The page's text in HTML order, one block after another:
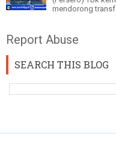
mendorong
Report Abuse
SEARCH THIS BLOG